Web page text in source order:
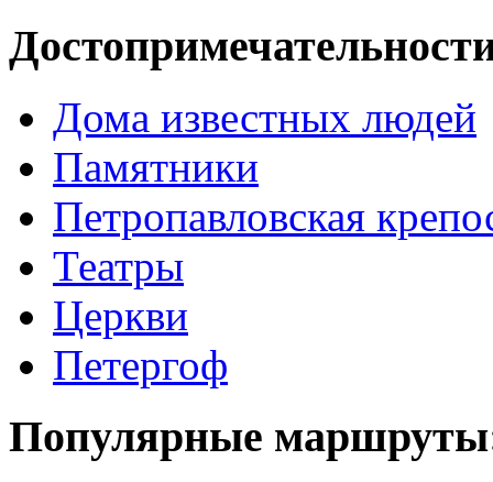
Дома известных людей
Памятники
Петропавловская
Театры
Церкви
Петергоф
Популярные